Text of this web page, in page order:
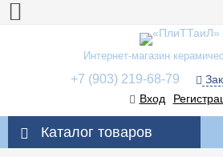
Интернет-магазин
+7 (903) 219-68-79
Вход
Каталог товаров